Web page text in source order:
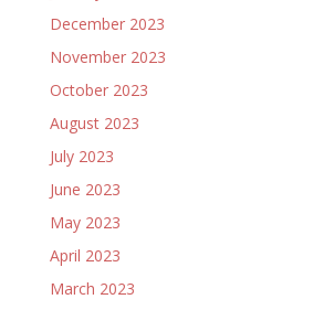
December 2023
November 2023
October 2023
August 2023
July 2023
June 2023
May 2023
April 2023
March 2023